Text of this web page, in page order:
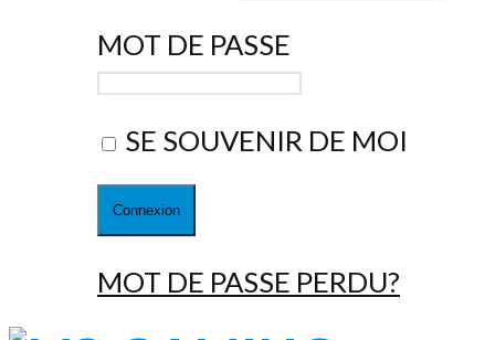
MOT DE PASSE
SE SOUVENIR DE MOI
MOT DE PASSE PERDU?